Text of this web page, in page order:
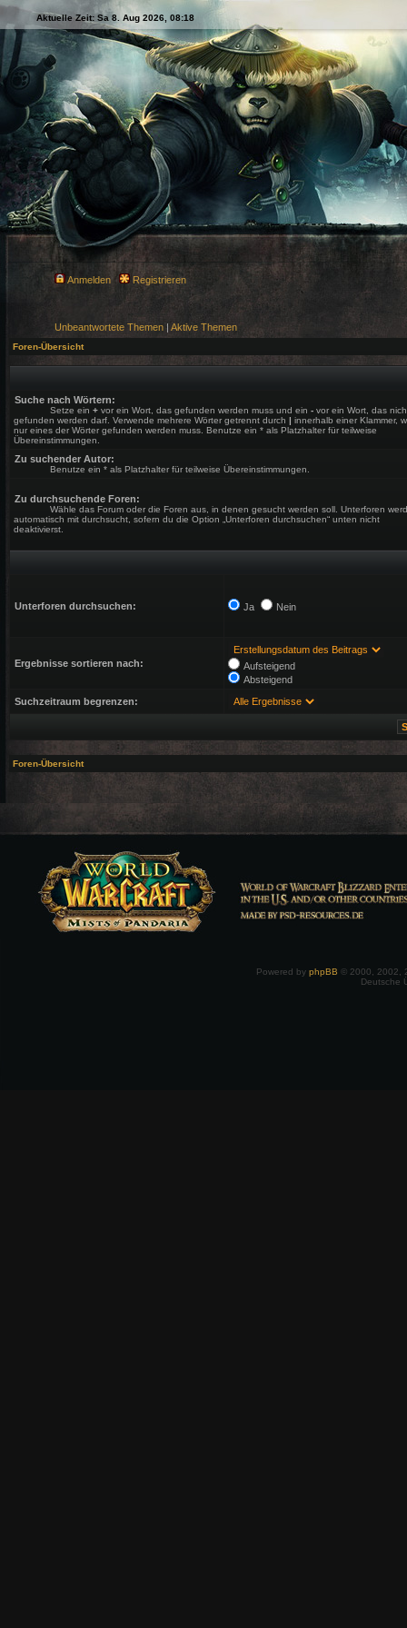
Aktuelle Zeit: Sa 8. Aug 2026, 08:18
Anmelden Registrieren
Unbeantwortete Themen | Aktive Themen
Foren-Übersicht
Suche nach Wörtern:
Setze ein + vor ein Wort, das gefunden werden muss und ein - vor ein Wort, das
gefunden werden darf. Verwende mehrere Wörter getrennt durch | innerhalb einer Klammer,
nur eines der Wörter gefunden werden muss. Benutze ein * als Platzhalter für teilweise
Übereinstimmungen.
Zu suchender Autor:
Benutze ein * als Platzhalter für teilweise Übereinstimmungen.
Zu durchsuchende Foren:
Wähle das Forum oder die Foren aus, in denen gesucht werden soll. Unterforen
automatisch mit durchsucht, sofern du die Option „Unterforen durchsuchen“ unten nicht
deaktivierst.
Unterforen durchsuchen: Ja Nein
Ergebnisse sortieren nach:
Aufsteigend
Absteigend
Suchzeitraum begrenzen:
Foren-Übersicht
Powered by phpBB © 2000, 2002,
Deutsche